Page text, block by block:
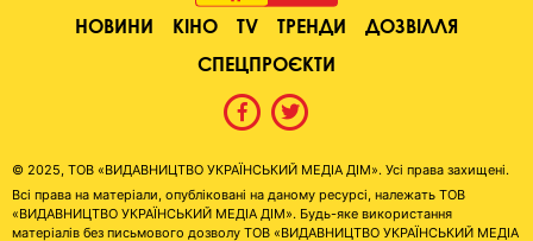
НОВИНИ КІНО TV ТРЕНДИ
ДОЗВІЛЛЯ
СПЕЦПРОЄКТИ
© 2025, ТОВ «ВИДАВНИЦТВО УКРАЇНСЬКИЙ МЕДІА ДІМ». Усі права захищені.
Всі права на матеріали, опубліковані на даному ресурсі, належать ТОВ
«ВИДАВНИЦТВО УКРАЇНСЬКИЙ МЕДІА ДІМ». Будь-яке використання
матеріалів без письмового дозволу ТОВ «ВИДАВНИЦТВО УКРАЇНСЬКИЙ МЕДІА